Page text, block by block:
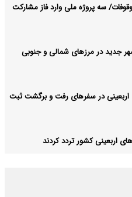
سه پروژه ملی وارد فاز مشارکت
وزیر راه و شهرسازی از ایجاد 6 شهر جدید در مرزهای شمالی و جنوبی
اربعینی در سفرهای رفت و برگشت ثبت